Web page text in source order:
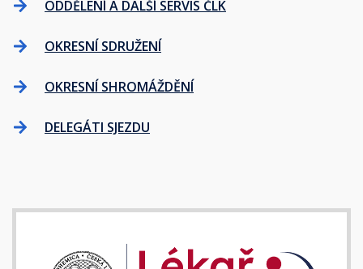
ODDĚLENÍ A DALŠÍ SERVIS ČLK
OKRESNÍ SDRUŽENÍ
OKRESNÍ SHROMÁŽDĚNÍ
DELEGÁTI SJEZDU